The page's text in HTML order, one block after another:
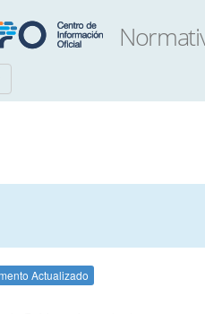
Actualizado